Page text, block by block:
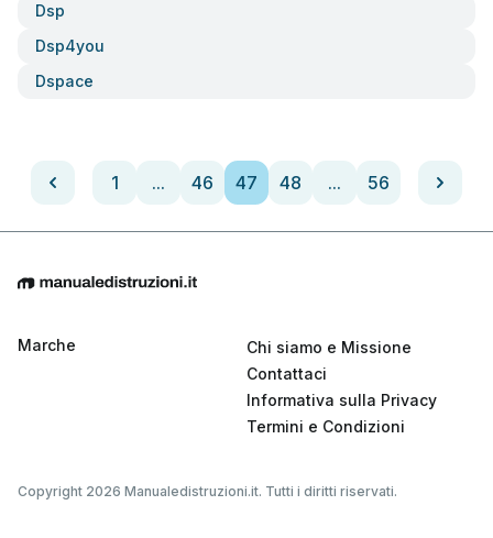
Dsp
Dsp4you
Dspace
1 ... 46 47 48 ... 56
Marche
Chi siamo e Missione
Contattaci
Informativa sulla Privacy
Termini e Condizioni
Copyright 2026 Manualedistruzioni.it. Tutti i diritti riservati.